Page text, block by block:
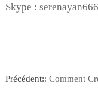
Skype : serenayan666
Précédent:: Comment